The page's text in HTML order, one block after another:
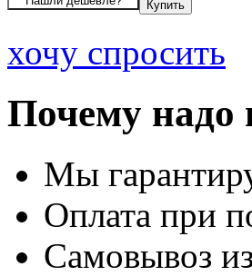
хочу спросить
Почему надо
Мы
Оплата при
Самовывоз